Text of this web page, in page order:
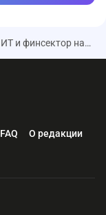
Зумеры считают ИТ и финсектор наиболее перспективными сферами экономики
FAQ
О редакции